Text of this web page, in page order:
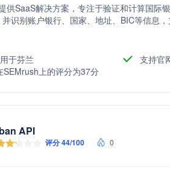
供SaaS解决方案，专注于验证和计算国际
识别账户银行、国家、地址、BIC等信息
于芬兰
支持官
SEMrush上的评分为37分
API
评分 44/100 0